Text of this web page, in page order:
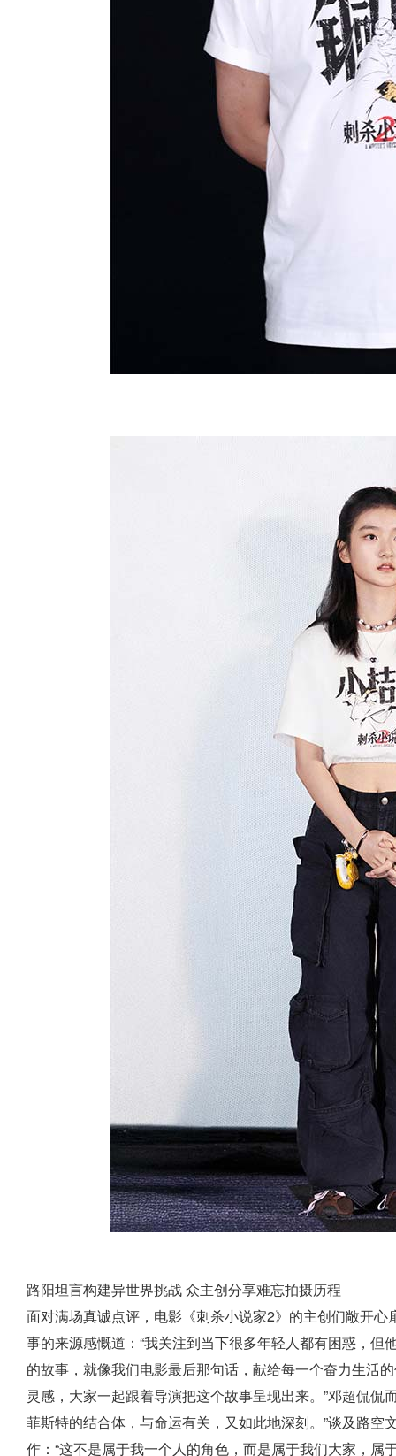
路阳坦言构建异世界挑战 众主创分享难忘拍摄历程
面对满场真诚点评，电影《刺杀小说家2》的主创们敞开
事的来源感慨道：“我关注到当下很多年轻人都有困惑，
的故事，就像我们电影最后那句话，献给每一个奋力生活
灵感，大家一起跟着导演把这个故事呈现出来。”邓超侃
菲斯特的结合体，与命运有关，又如此地深刻。”谈及路
作：“这不是属于我一个人的角色，而是属于我们大家，属